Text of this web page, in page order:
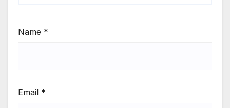
Name *
Email *